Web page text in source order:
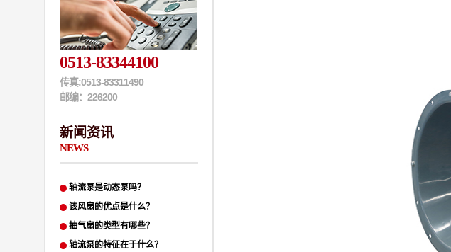
0513-83344100
传真:0513-83311490
邮编：226200
新闻资讯
NEWS
轴流泵是动态泵吗？
该风扇的优点是什么？
抽气扇的类型有哪些？
轴流泵的特征在于什么？